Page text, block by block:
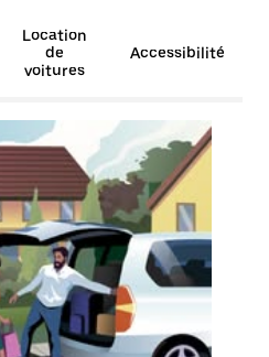
Location
de
voitures
Accessibilité